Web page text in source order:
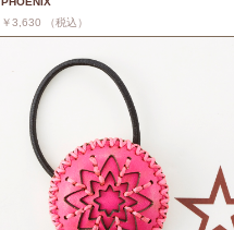
￥3,630 （税込）